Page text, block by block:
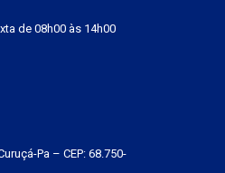
de 08h00 às 14h00
Pa – CEP: 68.750-